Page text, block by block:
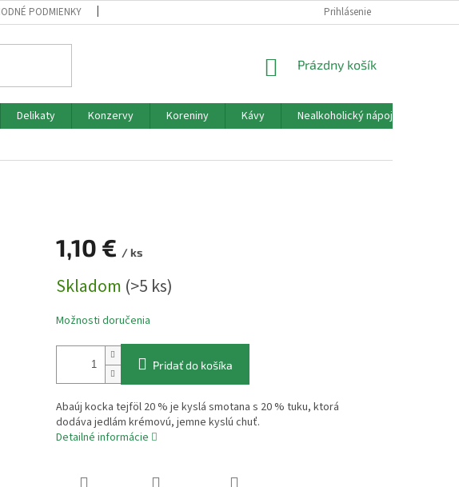
PODMIENKY ALERGÉNY
Prihlásenie
NÁKUPNÝ
Prázdny košík
Delikaty Konzervy Koreniny Kávy Nealkoholický nápoj
1,10 € / ks
cena:
Skladom (>5 ks)
Možnosti doručenia
Pridať do košíka
Abaúj kocka tejföl 20 % je kyslá smotana s 20 % tuku, ktorá
dodáva jedlám krémovú, jemne kyslú chuť.
Detailné informácie